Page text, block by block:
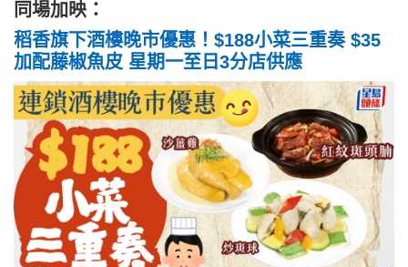
同場加映：
稻香旗下酒樓晚市優惠！$188小菜三重奏 $35
加配藤椒魚皮 星期一至日3分店供應